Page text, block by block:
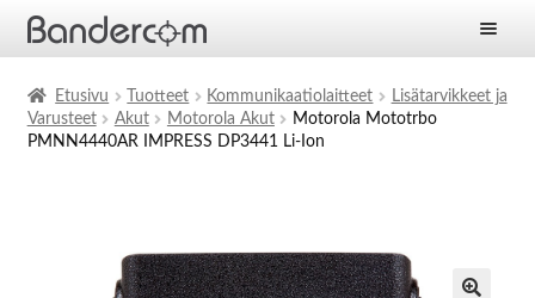
Tuotteet
valikko
Etusivu Tuotteet Kommunikaatiolaitteet
Lisätarvikkeet ja
Varusteet
Akut Motorola Akut
Motorola Mototrbo
PMNN4440AR IMPRESS DP3441 Li-Ion